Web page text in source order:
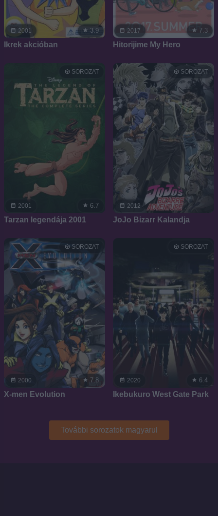
2001 3.9
Ikrek akcióban
2017 7.3
Hitorijime My Hero
2001
SOROZAT
6.7
Tarzan legendája 2001
2012
SOROZAT
JoJo Bizarr Kalandja
2000
SOROZAT
7.8
X-men Evolution
2020
SOROZAT
6.4
Ikebukuro West Gate Park
További sorozatok magyarul